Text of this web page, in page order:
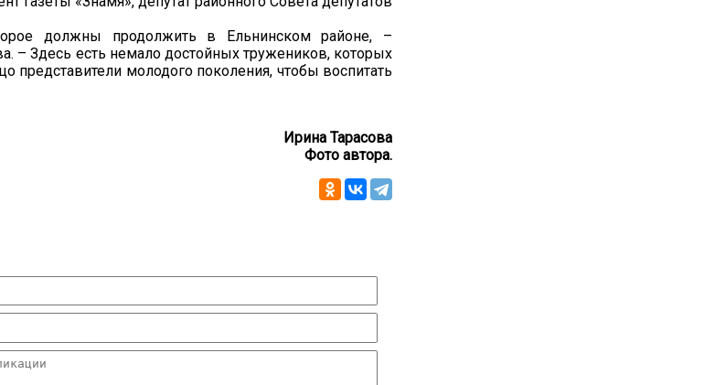
должны продолжить в Ельнинском районе, –
– Здесь есть немало достойных тружеников, которых
представители молодого поколения, чтобы воспитать
Ирина Тарасова
Фото автора.